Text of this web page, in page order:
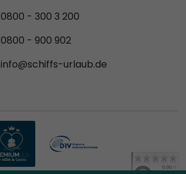
0800 - 300 3 200
0800 - 900 902
info@schiffs-urlaub.de